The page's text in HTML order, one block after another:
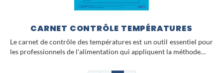
CARNET CONTRÔLE TEMPÉRATURES
Le carnet de contrôle des températures est un outil essentiel pour
les professionnels de l'alimentation qui appliquent la méthode…